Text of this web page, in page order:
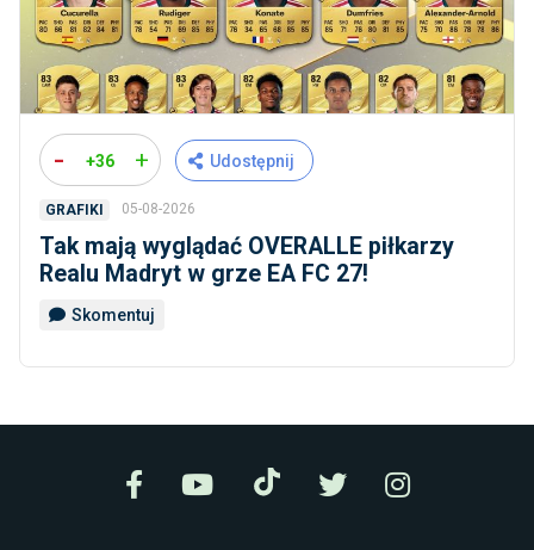
- +36 + Udostępnij
GRAFIKI 05-08-2026
Tak mają wyglądać OVERALLE piłkarzy
Realu Madryt w grze EA FC 27!
Skomentuj